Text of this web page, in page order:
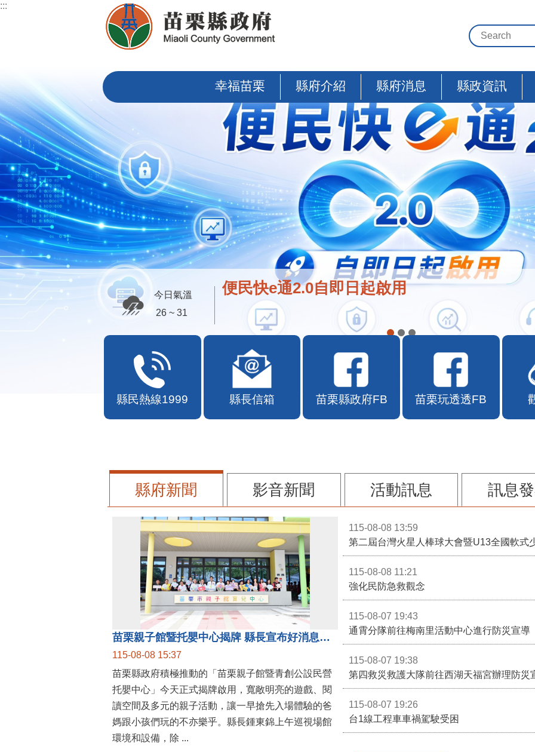
跳到主要內容區塊
:::
幸福苗栗 縣府介紹 縣府消息 縣政資訊
便民快e通2.0自即日起啟用
今日氣溫
26 ~ 31
縣民熱線1999 縣長信箱 苗栗縣政府FB 苗栗玩透透FB
縣府新聞 影音新聞 活動訊息 訊息
苗栗親子館暨托嬰中心揭牌 縣長宣布好消息：9月1日起調降臨時托嬰費用
115-08-08 15:37
苗栗縣政府積極推動的「苗栗親子館暨青創公設民營
托嬰中心」今天正式揭牌啟用，寬敞明亮的遊戲、閱
讀空間及多元的親子活動，讓一早搶先入場體驗的爸
媽跟小孩們玩的不亦樂乎。縣長鍾東錦上午巡視場館
環境和設備，除 ...
115-08-08 13:59
第二屆台灣火星人棒球大會暨U13全國軟式
115-08-08 11:21
強化民防急救觀念
115-08-07 19:43
通霄分隊前往梅南里活動中心進行防災宣導
115-08-07 19:38
第四救災救護大隊前往西湖天福宮辦理防災
115-08-07 19:26
台1線工程車車禍駕駛受困